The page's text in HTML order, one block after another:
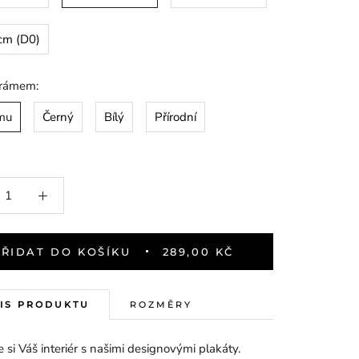
(D0)
Černý Bílý Přírodní
DO KOŠÍKU 289,00 KČ
PRODUKTU
si Váš interiér s našimi designovými plakáty.
ROZMĚRY